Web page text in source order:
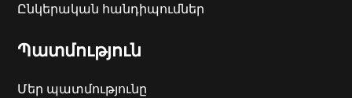
Ընկերական հանդիպումներ
Պատմություն
Մեր պատմությունը